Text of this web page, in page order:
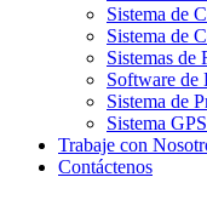
Sistema de
Sistema de
Sistemas
Software de
Sistema de
Sistema
Trabaje con
Contáctenos